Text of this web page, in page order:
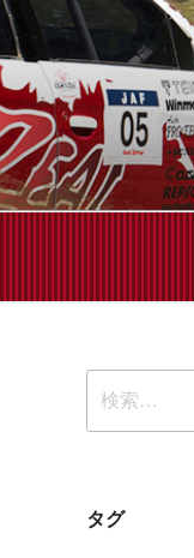
お任せください!
索:
タグ